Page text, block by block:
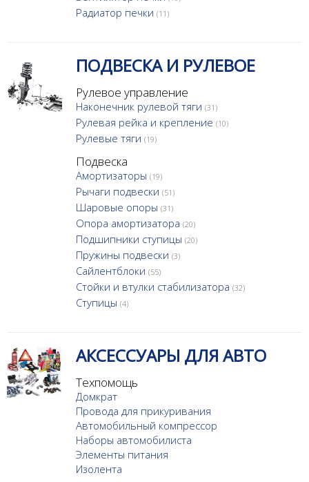
Радиатор печки (11)
ПОДВЕСКА И РУЛЕВОЕ
Рулевое управление
Наконечник рулевой тяги (31)
Рулевая рейка и крепление (10)
Рулевые тяги (19)
Подвеска
Амортизаторы (19)
Рычаги подвески (51)
Шаровые опоры (31)
Опора амортизатора (20)
Подшипники ступицы (20)
Пружины подвески (3)
Сайлентблоки (55)
Стойки и втулки стабилизатора (32)
Ступицы (4)
АКСЕССУАРЫ ДЛЯ АВТО
Техпомощь
Домкрат
Провода для прикуривания
Автомобильный компрессор
Наборы автомобилиста
Элементы питания
Изолента